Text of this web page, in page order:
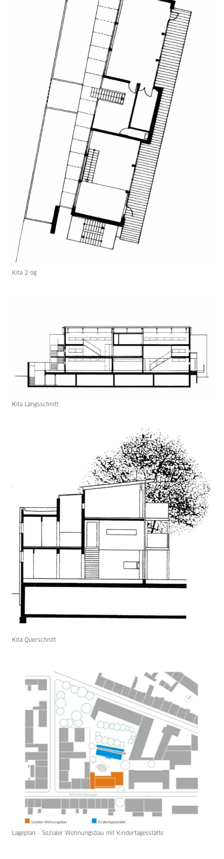
Kita 2 og
Kita Längsschnitt
Kita Querschnitt
Lageplan - Sozialer Wohnungsbau mit Kindertagesstätte